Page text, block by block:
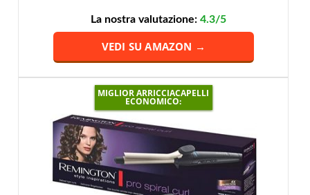
La nostra valutazione: 4.3/5
VEDI SU AMAZON →
MIGLIOR ARRICCIACAPELLI
ECONOMICO: